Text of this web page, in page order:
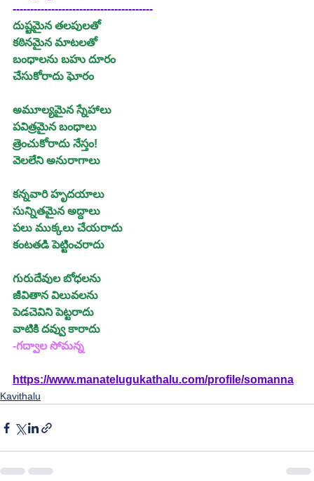
----------------------------------------
దుష్టమైన తలపులతో
కఠినమైన మాటలతో
బంధాలను బహు దూరం
చేసుకోరాదు ఘోరం
అమూల్యమైన స్నేహాలు
పవిత్రమైన బంధాలు
త్రెంచుకోరాదు నేస్తం!
వెలలేని అనురాగాలు
కన్నవారి హృదయాలు
సున్నితమైన అద్దాలు
పలు ముక్కలు చేయరాదు
కంటతడి పెట్టించరాదు
గురుదేవుల బోధలను
జీవితాన విలువలను
పెడచెవిని పెట్టరాదు
వాటికి దవ్వు కారాదు
-గద్వాల సోమన్న
https://www.manatelugukathalu.com/profile/somanna
Kavithalu